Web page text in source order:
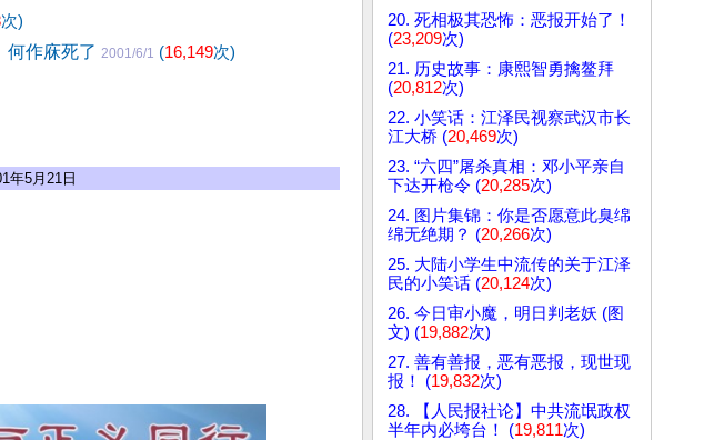
次)
何作庥死了 2001/6/1 (16,149次)
年5月21日
20. 死相极其恐怖：恶报开始了！
(23,209次)
21. 历史故事：康熙智勇擒鳌拜
(20,812次)
22. 小笑话：江泽民视察武汉市长
江大桥 (20,469次)
23. “六四”屠杀真相：邓小平亲自
下达开枪令 (20,285次)
24. 图片集锦：你是否愿意此臭绵
绵无绝期？ (20,266次)
25. 大陆小学生中流传的关于江泽
民的小笑话 (20,124次)
26. 今日审小魔，明日判老妖 (图
文) (19,882次)
27. 善有善报，恶有恶报，现世现
报！ (19,832次)
28. 【人民报社论】中共流氓政权
半年内必垮台！ (19,811次)